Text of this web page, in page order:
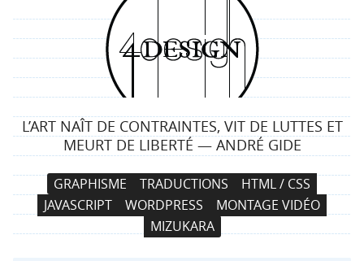
4
d
e
s
i
g
L’ART NAÎT DE CONTRAINTES, VIT DE LUTTES ET
MEURT DE LIBERTÉ — ANDRÉ GIDE
GRAPHISME TRADUCTIONS
HTML / CSS
JAVASCRIPT
WORDPRESS
MONTAGE VIDÉO
MIZUKARA